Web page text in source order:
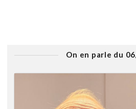
On en parle du